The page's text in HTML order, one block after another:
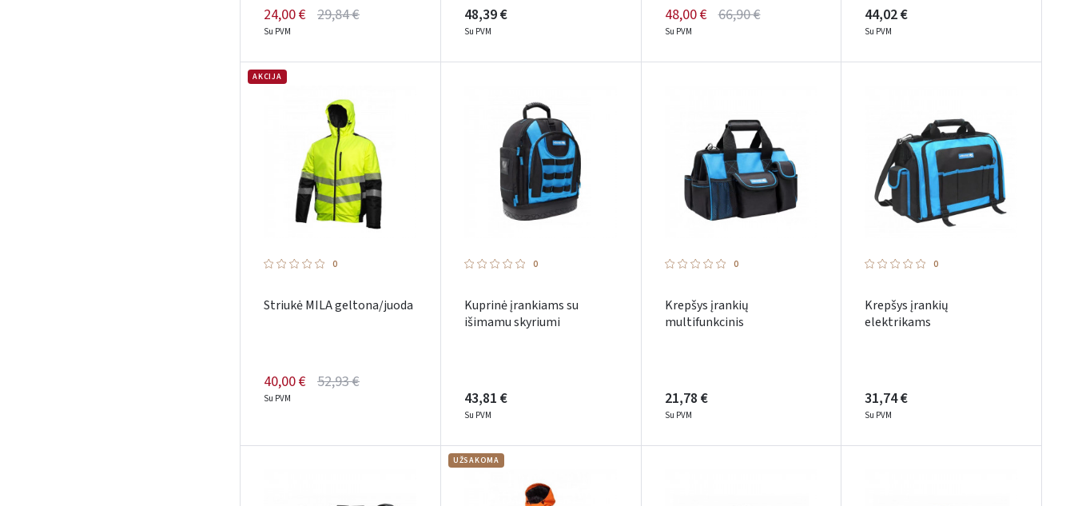
24,00 € 29,84 €
Su PVM
48,39 €
Su PVM
48,00 € 66,90 €
Su PVM
44,02 €
Su PVM
AKCIJA
0
Striukė MILA geltona/juoda
40,00 € 52,93 €
Su PVM
0
Kuprinė įrankiams su
išimamu skyriumi
43,81 €
Su PVM
0
Krepšys įrankių
multifunkcinis
21,78 €
Su PVM
0
Krepšys įrankių
elektrikams
31,74 €
Su PVM
UŽSAKOMA
Prisijungti
Pamiršote slaptažodį?